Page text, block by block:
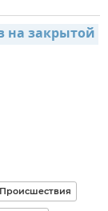
на закрытой
Происшествия